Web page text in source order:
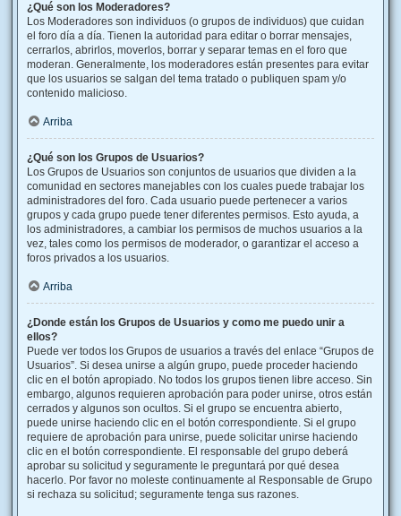
¿Qué son los Moderadores?
Los Moderadores son individuos (o grupos de individuos) que cuidan
el foro día a día. Tienen la autoridad para editar o borrar mensajes,
cerrarlos, abrirlos, moverlos, borrar y separar temas en el foro que
moderan. Generalmente, los moderadores están presentes para evitar
que los usuarios se salgan del tema tratado o publiquen spam y/o
contenido malicioso.
Arriba
¿Qué son los Grupos de Usuarios?
Los Grupos de Usuarios son conjuntos de usuarios que dividen a la
comunidad en sectores manejables con los cuales puede trabajar los
administradores del foro. Cada usuario puede pertenecer a varios
grupos y cada grupo puede tener diferentes permisos. Esto ayuda, a
los administradores, a cambiar los permisos de muchos usuarios a la
vez, tales como los permisos de moderador, o garantizar el acceso a
foros privados a los usuarios.
Arriba
¿Donde están los Grupos de Usuarios y como me puedo unir a
ellos?
Puede ver todos los Grupos de usuarios a través del enlace “Grupos de
Usuarios”. Si desea unirse a algún grupo, puede proceder haciendo
clic en el botón apropiado. No todos los grupos tienen libre acceso. Sin
embargo, algunos requieren aprobación para poder unirse, otros están
cerrados y algunos son ocultos. Si el grupo se encuentra abierto,
puede unirse haciendo clic en el botón correspondiente. Si el grupo
requiere de aprobación para unirse, puede solicitar unirse haciendo
clic en el botón correspondiente. El responsable del grupo deberá
aprobar su solicitud y seguramente le preguntará por qué desea
hacerlo. Por favor no moleste continuamente al Responsable de Grupo
si rechaza su solicitud; seguramente tenga sus razones.